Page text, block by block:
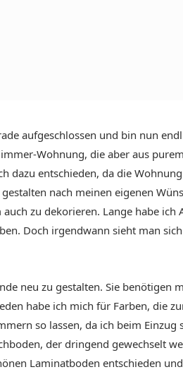
aufgeschlossen und bin nun
Wohnung, die aber aus
dazu entschieden, da die
nach meinen eigenen
zu dekorieren. Lange habe ich
Doch irgendwann sieht man
neu zu gestalten. Sie benötigen
habe ich mich für Farben, die
so lassen, da ich beim Einzug
der dringend gewechselt
Laminatboden entschieden